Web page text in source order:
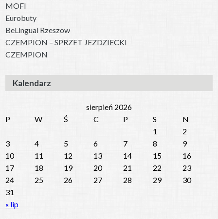
MOFI
Eurobuty
BeLingual Rzeszow
CZEMPION – SPRZET JEZDZIECKI
CZEMPION
Kalendarz
sierpień 2026
P
W Ś C P S
N
1
2
3
4 5 6 7 8
9
10
11 12 13 14 15
16
17
18 19 20 21 22
23
24
25 26 27 28 29
30
31
« lip